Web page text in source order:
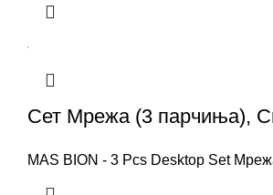
Сет Мрежа (3 парчиња),
MAS BION - 3 Pcs Desktop Set